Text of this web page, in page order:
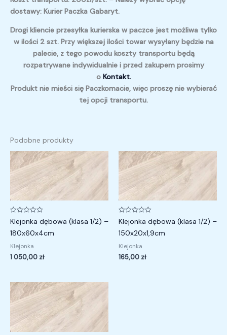
dostawy: Kurier Paczka Gabaryt.
Drogi kliencie przesyłka kurierska w paczce jest możliwa tylko
w ilości 2 szt. Przy większej ilości towar wysyłany będzie na
palecie, z tego powodu koszty transportu będą
rozpatrywane indywidualnie i przed zakupem prosimy
o Kontakt.
Produkt nie mieści się Paczkomacie, więc proszę nie wybierać
tej opcji transportu.
Podobne produkty
Oceniono
0
na
5
Klejonka dębowa (klasa 1/2) –
180x60x4cm
Klejonka
1 050,00 zł
Oceniono
0
na
5
Klejonka dębowa (klasa 1/2) –
150x20x1,9cm
Klejonka
165,00 zł